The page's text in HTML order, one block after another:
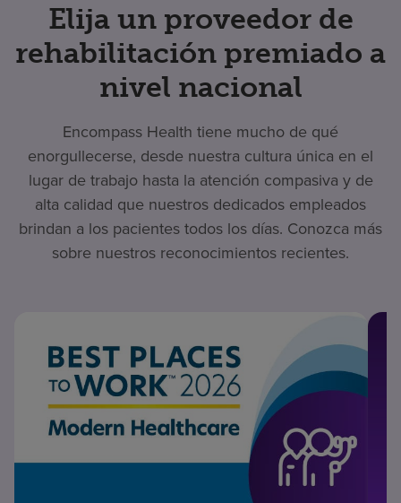
Elija un proveedor de
rehabilitación premiado a
nivel nacional
Encompass Health tiene mucho de qué
enorgullecerse, desde nuestra cultura única en el
lugar de trabajo hasta la atención compasiva y de
alta calidad que nuestros dedicados empleados
brindan a los pacientes todos los días. Conozca más
sobre nuestros reconocimientos recientes.